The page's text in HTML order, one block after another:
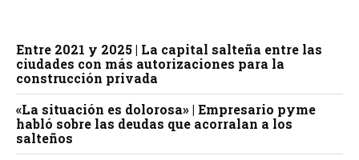
Entre 2021 y 2025 | La capital salteña entre las
ciudades con más autorizaciones para la
construcción privada
«La situación es dolorosa» | Empresario pyme
habló sobre las deudas que acorralan a los
salteños